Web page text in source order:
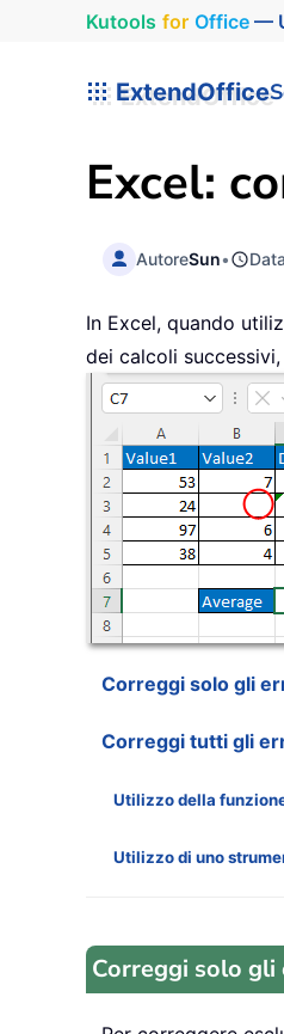
Kutools for Office—
ExtendOffice
Excel:
AutoreSun•
In Excel, quando
dei calcoli
Correggi solo gli
Correggi tutti gli
Utilizzo della funzione
Utilizzo di uno
Correggi solo